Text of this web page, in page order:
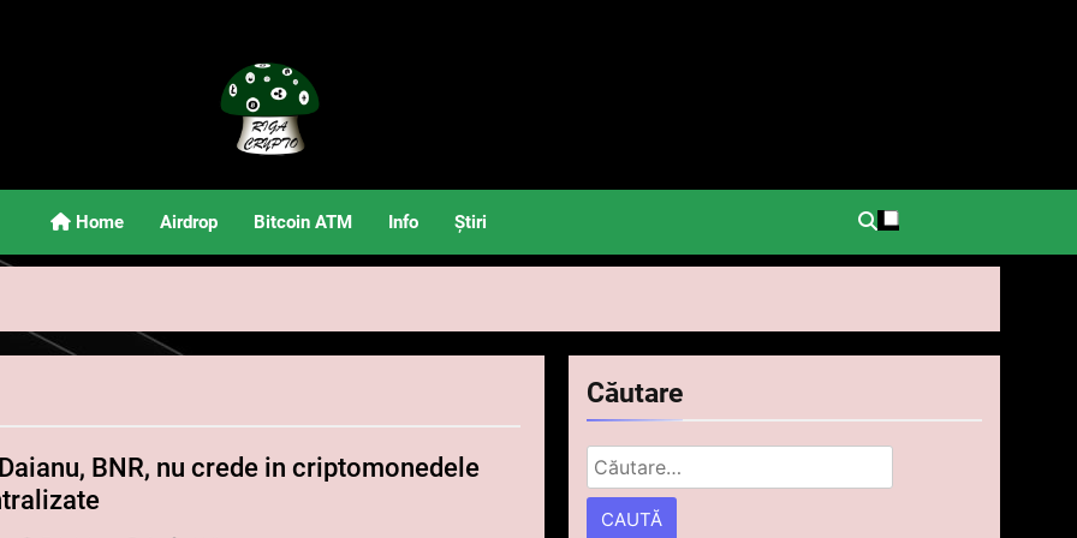
Riga Crypto
Știri Și Informații Despre Criptomonede.
Home Airdrop Bitcoin ATM Info Știri
BNR, nu crede in criptomonedele
Căutare
Caută
după: